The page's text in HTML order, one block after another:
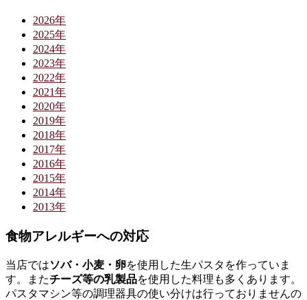
2026年
2025年
2024年
2023年
2022年
2021年
2020年
2019年
2018年
2017年
2016年
2015年
2014年
2013年
食物アレルギーへの対応
当店ではソバ・小麦・卵を使用した生パスタを作っていま
す。またチーズ等の乳製品を使用した料理も多くあります。
パスタマシン等の調理器具の使い分けは行っておりませんの